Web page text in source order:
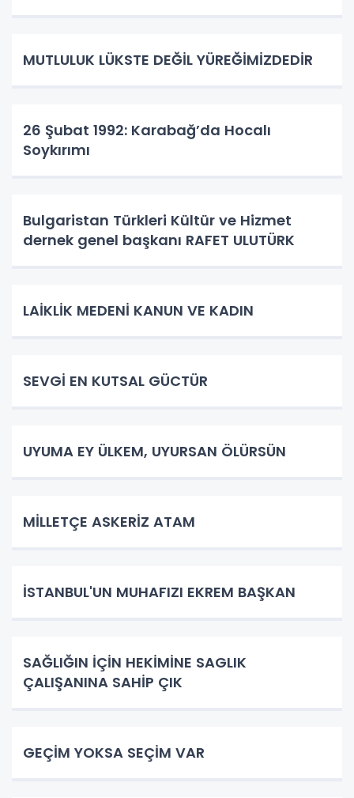
MUTLULUK LÜKSTE DEĞİL YÜREĞİMİZDEDİR
26 Şubat 1992: Karabağ’da Hocalı
Soykırımı
Bulgaristan Türkleri Kültür ve Hizmet
dernek genel başkanı RAFET ULUTÜRK
LAİKLİK MEDENİ KANUN VE KADIN
SEVGİ EN KUTSAL GÜCTÜR
UYUMA EY ÜLKEM, UYURSAN ÖLÜRSÜN
​MİLLETÇE ASKERİZ ATAM
İSTANBUL'UN MUHAFIZI EKREM BAŞKAN
SAĞLIĞIN İÇİN HEKİMİNE SAGLIK
ÇALIŞANINA SAHİP ÇIK
GEÇİM YOKSA SEÇİM VAR